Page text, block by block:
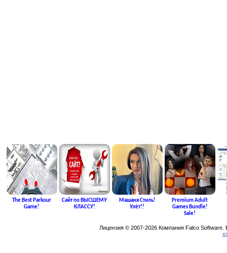
The Best Parkour
Game!
Сайт по ВЫСШЕМУ
КЛАССУ!
Машаня Стиль!
Улёт!!
Premium Adult
Games Bundle!
Sale!
Лицензия © 2007-2026 Компания Falco